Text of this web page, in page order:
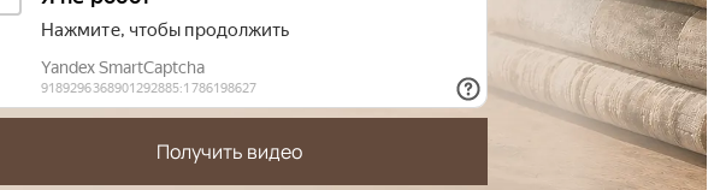
Получить видео